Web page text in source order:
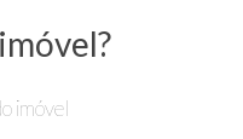
imóvel